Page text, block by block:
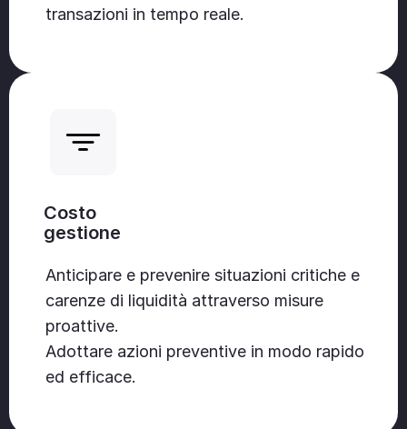
transazioni in tempo reale.
Costo
gestione
Anticipare e prevenire situazioni critiche e
carenze di liquidità attraverso misure
proattive.
Adottare azioni preventive in modo rapido
ed efficace.